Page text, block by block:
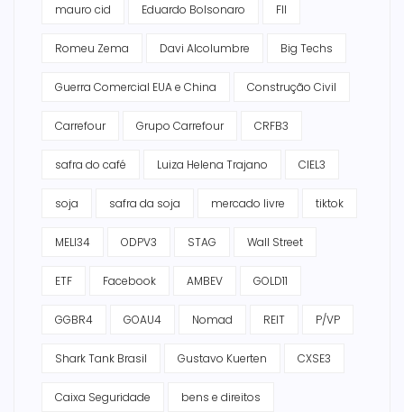
mauro cid Eduardo Bolsonaro FII
Romeu Zema Davi Alcolumbre Big Techs
Guerra Comercial EUA e China Construção Civil
Carrefour Grupo Carrefour CRFB3
safra do café Luiza Helena Trajano CIEL3
soja safra da soja mercado livre tiktok
MELI34 ODPV3 STAG Wall Street
ETF Facebook AMBEV GOLD11
GGBR4 GOAU4 Nomad REIT P/VP
Shark Tank Brasil Gustavo Kuerten CXSE3
Caixa Seguridade bens e direitos